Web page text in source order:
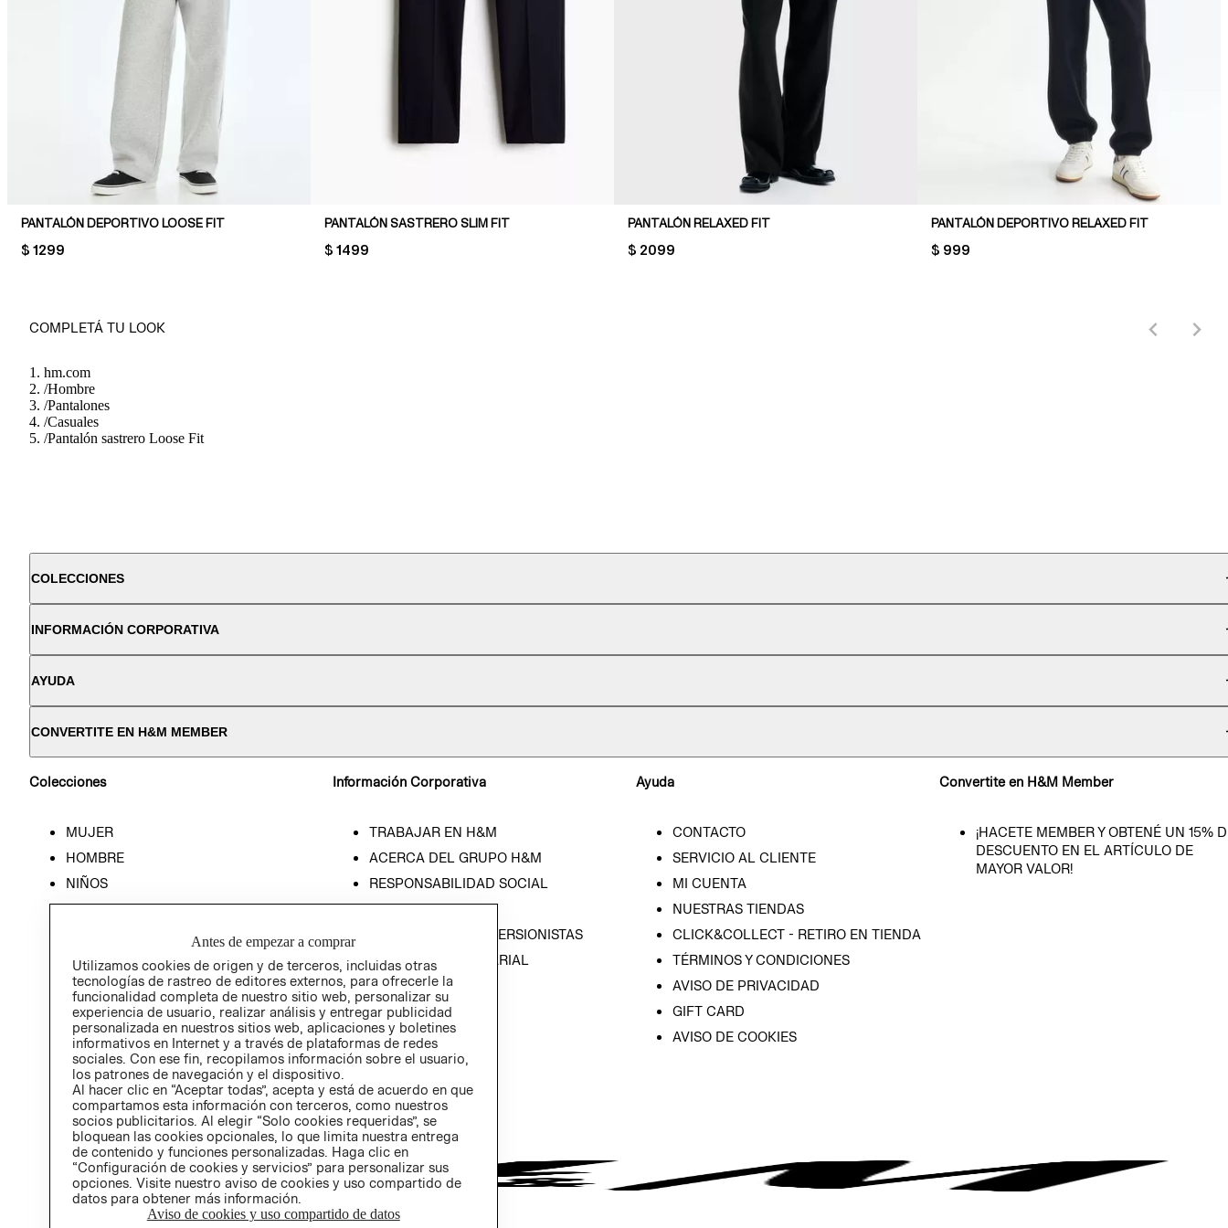
PANTALÓN DEPORTIVO LOOSE FIT
PRICE:
$ 1299
PANTALÓN SASTRERO SLIM FIT
PRICE:
$ 1499
PANTALÓN RELAXED FIT
PRICE:
$ 2099
PANTALÓN DEPORTIVO RELAXED FIT
PRICE:
$ 999
COMPLETÁ TU LOOK
hm.com
/Hombre
/Pantalones
/Casuales
/Pantalón sastrero Loose Fit
COLECCIONES
INFORMACIÓN CORPORATIVA
AYUDA
CONVERTITE EN H&M MEMBER
Colecciones
MUJER
HOMBRE
NIÑOS
HOME
Información Corporativa
TRABAJAR EN H&M
ACERCA DEL GRUPO H&M
RESPONSABILIDAD SOCIAL
PRENSA
RELACIÓN CON INVERSIONISTAS
POLÍTICA EMPRESARIAL
Ayuda
CONTACTO
SERVICIO AL CLIENTE
MI CUENTA
NUESTRAS TIENDAS
CLICK&COLLECT - RETIRO EN TIENDA
TÉRMINOS Y CONDICIONES
AVISO DE PRIVACIDAD
GIFT CARD
AVISO DE COOKIES
Convertite en H&M Member
¡HACETE MEMBER Y OBTENÉ UN 15%
DESCUENTO EN EL ARTÍCULO DE
MAYOR VALOR!
Antes de empezar a comprar
Utilizamos cookies de origen y de terceros, incluidas otras
tecnologías de rastreo de editores externos, para ofrecerle la
funcionalidad completa de nuestro sitio web, personalizar su
experiencia de usuario, realizar análisis y entregar publicidad
personalizada en nuestros sitios web, aplicaciones y boletines
informativos en Internet y a través de plataformas de redes
sociales. Con ese fin, recopilamos información sobre el usuario,
los patrones de navegación y el dispositivo.
Al hacer clic en “Aceptar todas”, acepta y está de acuerdo en que
compartamos esta información con terceros, como nuestros
socios publicitarios. Al elegir “Solo cookies requeridas”, se
bloquean las cookies opcionales, lo que limita nuestra entrega
de contenido y funciones personalizadas. Haga clic en
“Configuración de cookies y servicios” para personalizar sus
opciones. Visite nuestro aviso de cookies y uso compartido de
datos para obtener más información.
Aviso de cookies y uso compartido de datos